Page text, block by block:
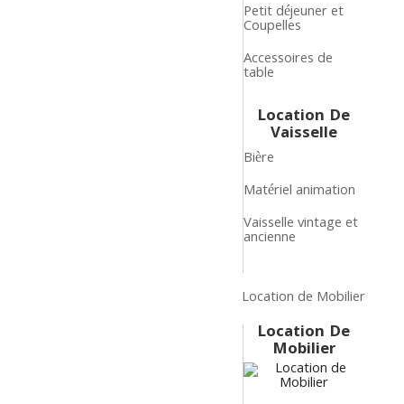
Petit déjeuner et
Coupelles
Accessoires de
table
Location De
Vaisselle
Bière
Matériel animation
Vaisselle vintage et
ancienne
Location de Mobilier
Location De
Mobilier